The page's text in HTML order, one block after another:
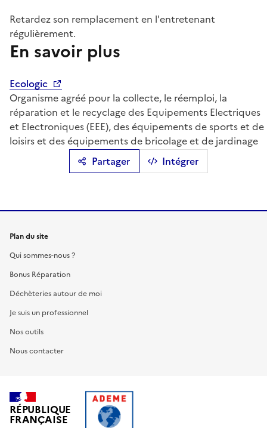
Partager Intégrer
Retardez son remplacement en l'entretenant
régulièrement.
En savoir plus
Ecologic
Organisme agréé pour la collecte, le réemploi, la
réparation et le recyclage des Equipements Electriques
et Electroniques (EEE), des équipements de sports et de
loisirs et des équipements de bricolage et de jardinage
Plan du site
Qui sommes-nous ?
Bonus Réparation
Déchèteries autour de moi
Je suis un professionnel
Nos outils
Nous contacter
RÉPUBLIQUE
FRANÇAISE